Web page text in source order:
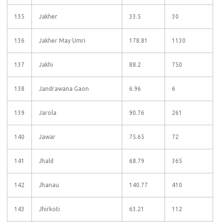
135 Jakher 33.5 30
136 Jakher May Umri 178.81 1130
137 Jakhi 88.2 750
138 Jandrawana Gaon 6.96 6
139 Jarola 90.76 261
140 Jawar 75.65 72
141 Jhald 68.79 365
142 Jhanau 140.77 410
143 Jhirkoti 63.21 112